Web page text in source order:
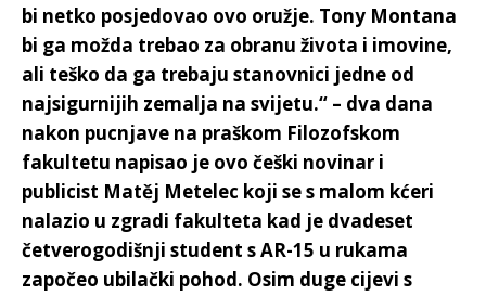
bi netko posjedovao ovo oružje. Tony Montana
bi ga možda trebao za obranu života i imovine,
ali teško da ga trebaju stanovnici jedne od
najsigurnijih zemalja na svijetu.“ – dva dana
nakon pucnjave na praškom Filozofskom
fakultetu napisao je ovo češki novinar i
publicist Matěj Metelec koji se s malom kćeri
nalazio u zgradi fakulteta kad je dvadeset
četverogodišnji student s AR-15 u rukama
započeo ubilački pohod. Osim duge cijevi s